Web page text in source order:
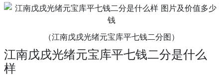
（江南戊戌光绪元宝库平七钱二分图）
江南戊戌光绪元宝库平七钱二分是什么
样